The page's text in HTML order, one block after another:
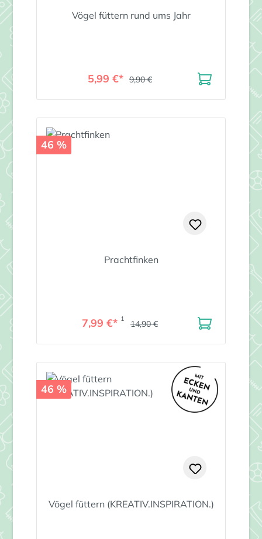
Vögel füttern rund ums Jahr
5,99 €* 9,90 €
46 %
Prachtfinken
7,99 €* 1 14,90 €
46 %
Vögel füttern (KREATIV.INSPIRATION.)